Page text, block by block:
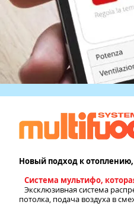
Новый подход к
Система мультифо,
Эксклюзивная система
потолка, подача воздуха в